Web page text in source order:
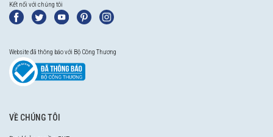
Kết nối với chúng tôi
Website đã thông báo với Bộ Công Thương
VỀ CHÚNG TÔI